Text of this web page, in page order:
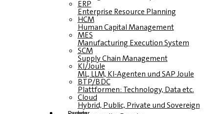
ERP
Enterprise Resource Planning
HCM
Human Capital Management
MES
Manufacturing Execution System
SCM
Supply Chain Management
KI/Joule
ML, LLM, KI-Agenten und SAP Joule
BTP/BDC
Plattformen: Technology, Data etc.
Cloud
Hybrid, Public, Private und Sovereign